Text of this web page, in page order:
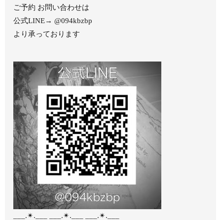
ご予約 お問い合わせは
公式LINE→ @094kbzbp
より承っております
___.✴︎.___ ___.✴︎.___ ___.✴︎.___